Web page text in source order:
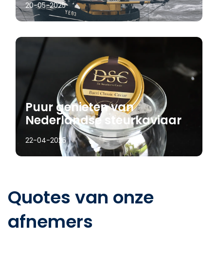
20-05-2025
Puur genieten van
Nederlandse steurkaviaar
22-04-2025
Quotes van onze
afnemers